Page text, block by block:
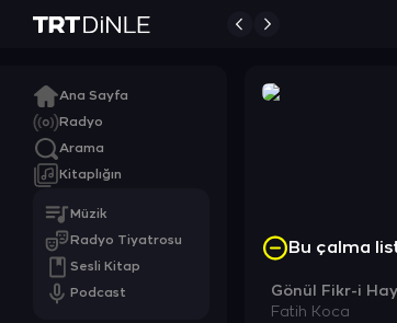
Ana Sayfa
Radyo
Arama
Kitaplığın
Müzik
Radyo Tiyatrosu
Sesli Kitap
Podcast
Bu çalma
Gönül Fikr-i
Fatih Koca